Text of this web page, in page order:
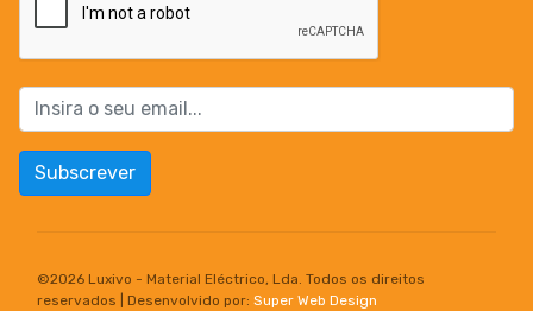
Subscrever
©2026 Luxivo - Material Eléctrico, Lda. Todos os direitos
reservados | Desenvolvido por: Super Web Design